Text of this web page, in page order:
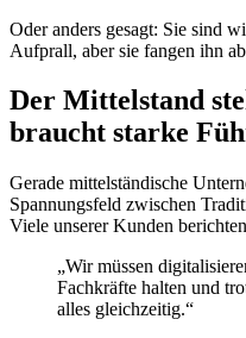
Oder anders gesagt: Sie sind
Aufprall, aber sie fangen ihn
Der Mittelstand
braucht starke
Gerade mittelständische
Spannungsfeld zwischen
Viele unserer Kunden
„Wir müssen
Fachkräfte halten und
alles gleichzeitig.“